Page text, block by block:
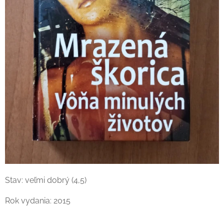
Stav: veľmi dobrý (4,5)
Rok vydania: 2015